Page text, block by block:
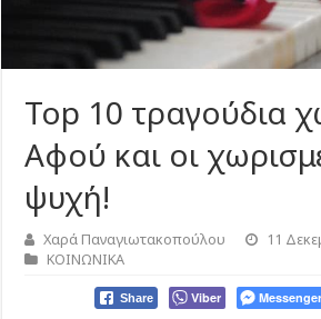
Top 10 τραγούδια
Αφού και οι
ψυχή!
Χαρά Παναγιωτακοπούλου
11
ΚΟΙΝΩΝΙΚΑ
Share Viber Messenger